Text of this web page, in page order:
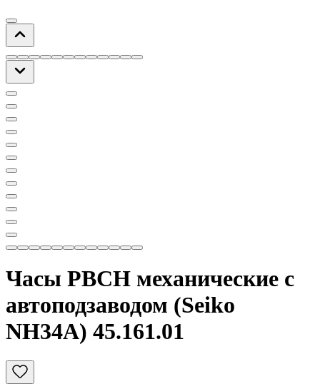
Часы РВСН механические с
автоподзаводом (Seiko
NH34A) 45.161.01